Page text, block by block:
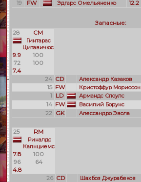
19
FW Эдгарс Омельяненко 12.2
Запасные:
28
CM
Гинтарас
Цитавичюс
9.9
100
72
100
7.4
24 CD Александр Казаков
15 FW Кристоффур Мориссон
1 LD Армандс Споулс
14 FW Василий Борунс
22 GK Алессандро Эвола
25 RM
Риналдс
Калнциемс
7.8
100
96
64
4.8
26 CD Шахбоз Джурабеков